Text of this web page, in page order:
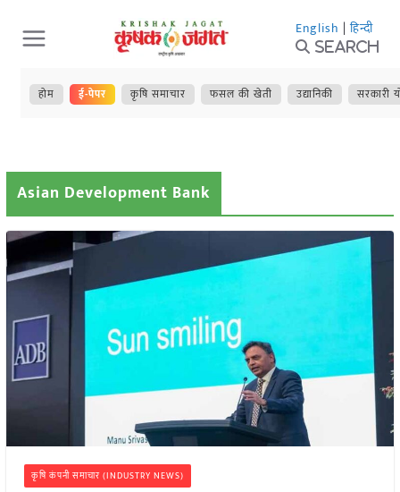
Skip
to
content
English | हिन्दी
Search
होम ई-पेपर कृषि समाचार फसल की खेती उद्यानिकी सरकारी
Asian Development Bank
कृषि कंपनी समाचार (INDUSTRY NEWS)